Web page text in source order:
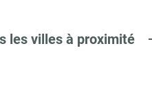
les villes à proximité